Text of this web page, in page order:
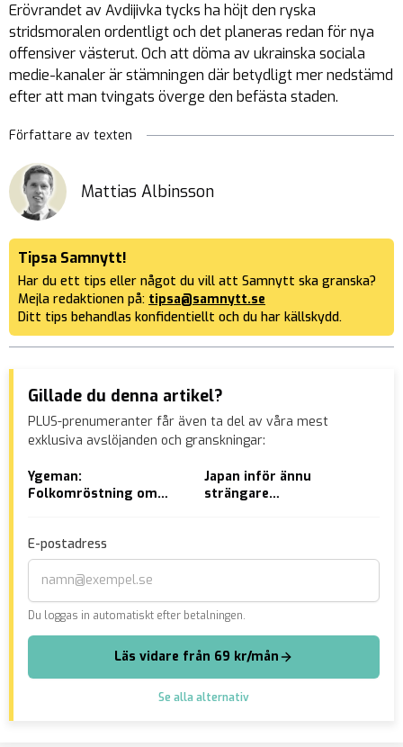
Erövrandet av Avdijivka tycks ha höjt den ryska
stridsmoralen ordentligt och det planeras redan för nya
offensiver västerut. Och att döma av ukrainska sociala
medie-kanaler är stämningen där betydligt mer nedstämd
efter att man tvingats överge den befästa staden.
Författare av texten
Mattias Albinsson
Tipsa Samnytt!
Har du ett tips eller något du vill att Samnytt ska granska?
Mejla redaktionen på: tipsa@samnytt.se
Ditt tips behandlas konfidentiellt och du har källskydd.
Gillade du denna artikel?
PLUS-prenumeranter får även ta del av våra mest
exklusiva avslöjanden och granskningar:
Ygeman:
Folkomröstning om
Japan inför ännu
strängare
E-postadress
Du loggas in automatiskt efter betalningen.
Läs vidare från 69 kr/mån
Se alla alternativ